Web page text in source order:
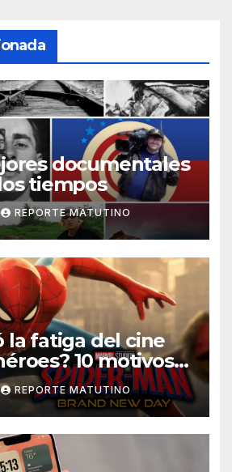
documentales
tiempos
REPORTE MATUTINO
la fatiga del cine
10 motivos
‘Spider-Man:
Day» desmiente
REPORTE MATUTINO